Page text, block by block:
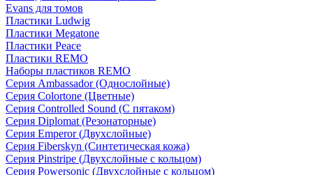
Evans для томов
Пластики Ludwig
Пластики Megatone
Пластики Peace
Пластики REMO
Наборы пластиков REMO
Серия Ambassador (Однослойные)
Серия Colortone (Цветные)
Серия Controlled Sound (С пятаком)
Серия Diplomat (Резонаторные)
Серия Emperor (Двухслойные)
Серия Fiberskyn (Синтетическая кожа)
Серия Pinstripe (Двухслойные с кольцом)
Серия Powersonic (Двухслойные с кольцом)